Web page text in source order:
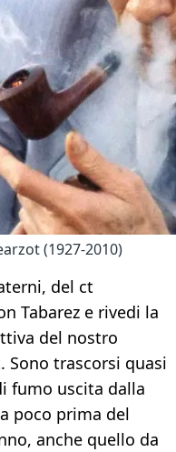
(1927-2010)
del ct
Tabarez e rivedi la
del nostro
Sono trascorsi quasi
fumo uscita dalla
poco prima del
anche quello da